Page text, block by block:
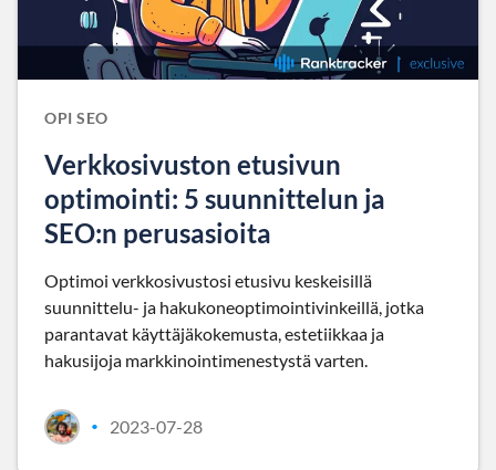
OPI SEO
Verkkosivuston etusivun
optimointi: 5 suunnittelun ja
SEO:n perusasioita
Optimoi verkkosivustosi etusivu keskeisillä
suunnittelu- ja hakukoneoptimointivinkeillä, jotka
parantavat käyttäjäkokemusta, estetiikkaa ja
hakusijoja markkinointimenestystä varten.
• 2023-07-28